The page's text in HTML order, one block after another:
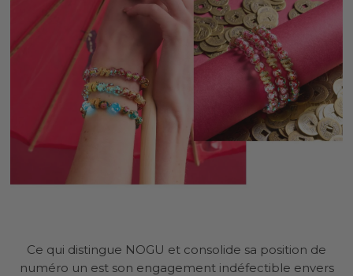
Ce qui distingue NOGU et consolide sa position de
numéro un est son engagement indéfectible envers